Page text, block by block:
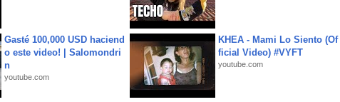
Gasté 100,000 USD haciend
o este video! | Salomondri
n
youtube.com
KHEA - Mami Lo Siento (Of
ficial Video) #VYFT
youtube.com